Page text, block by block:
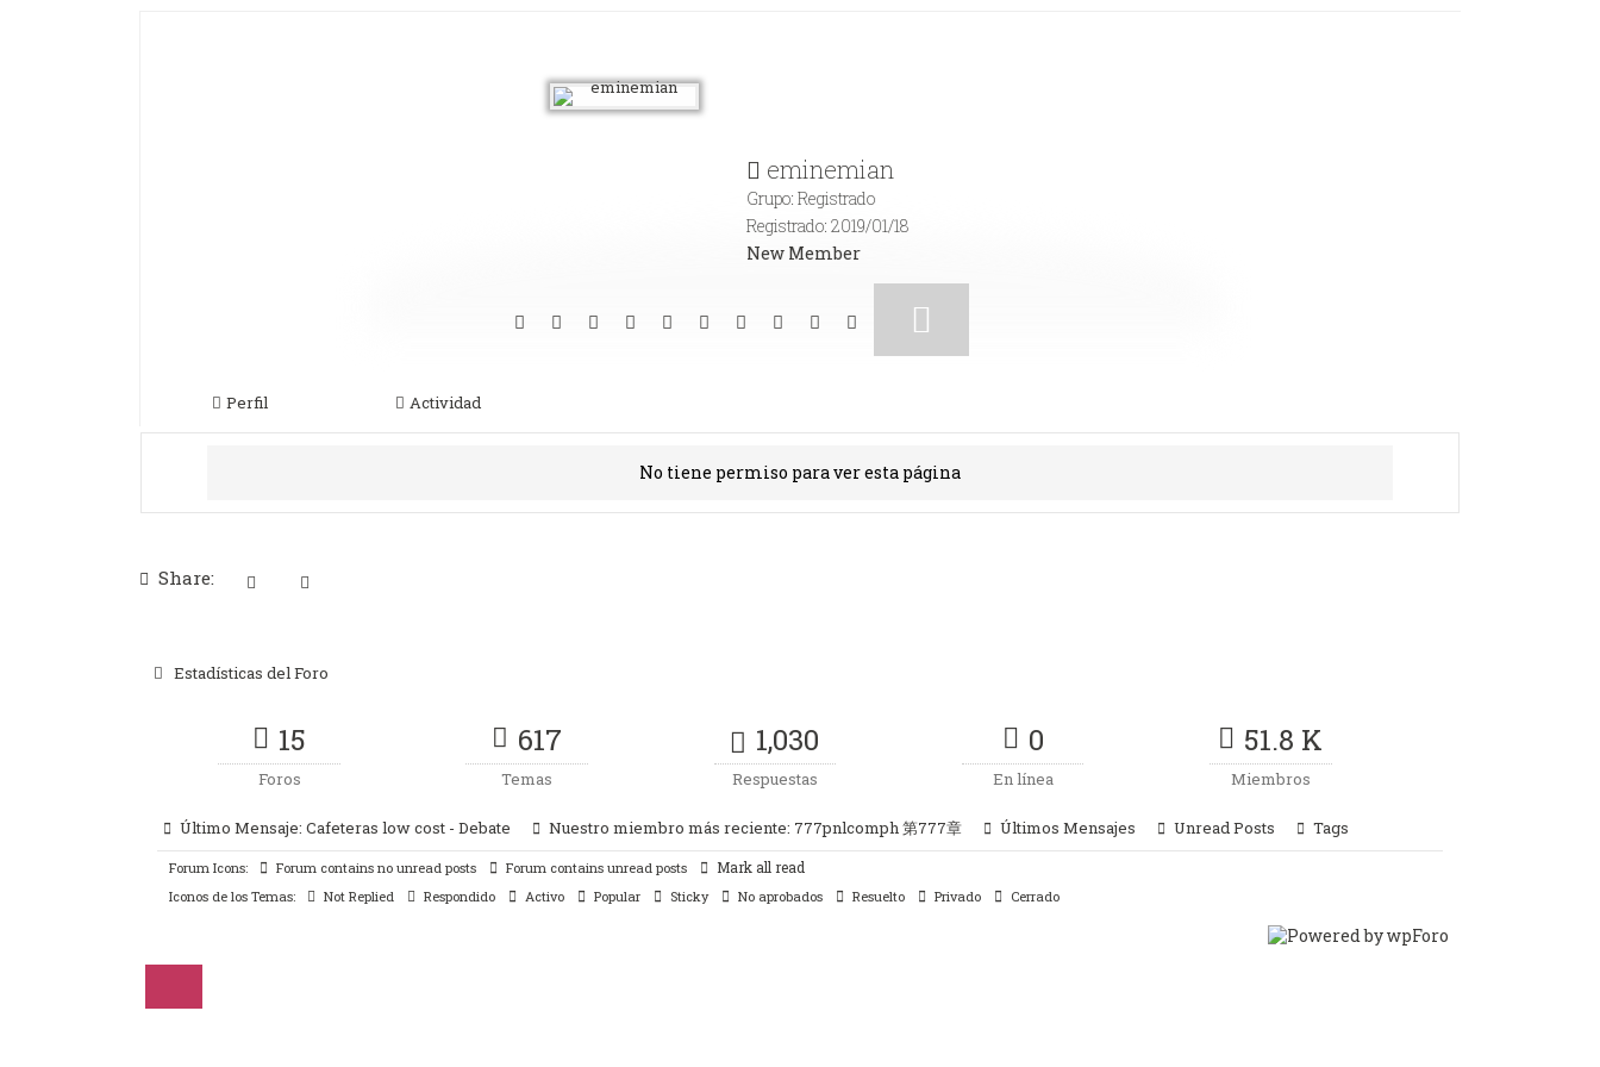
eminemian
Grupo: Registrado
Registrado: 2019/01/18
New Member
Perfil Actividad
No tiene permiso para ver esta página
Share:
Estadísticas del Foro
15
Foros
617
Temas
1,030
Respuestas
0
En línea
51.8 K
Miembros
Último Mensaje: Cafeteras low cost - Debate Nuestro miembro más reciente: 777pnlcomph 第777章 Últimos Mensajes Unread Posts Tags
Forum Icons: Forum contains no unread posts Forum contains unread posts Mark all read
Iconos de los Temas: Not Replied Respondido Activo Popular Sticky No aprobados Resuelto Privado Cerrado